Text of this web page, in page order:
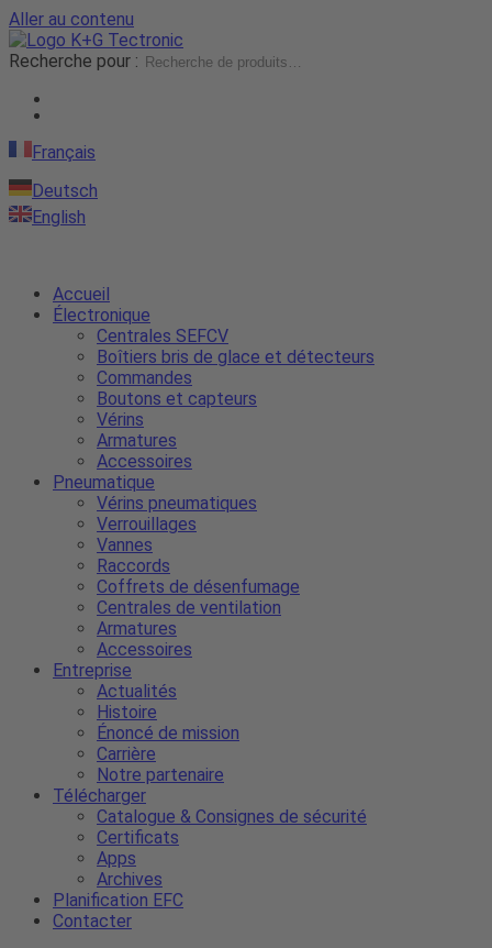
Aller au contenu
Recherche pour :
Français
Deutsch
English
Accueil
Électronique
Centrales SEFCV
Boîtiers bris de glace et détecteurs
Commandes
Boutons et capteurs
Vérins
Armatures
Accessoires
Pneumatique
Vérins pneumatiques
Verrouillages
Vannes
Raccords
Coffrets de désenfumage
Centrales de ventilation
Armatures
Accessoires
Entreprise
Actualités
Histoire
Énoncé de mission
Carrière
Notre partenaire
Télécharger
Catalogue & Consignes de sécurité
Certificats
Apps
Archives
Planification EFC
Contacter